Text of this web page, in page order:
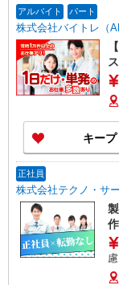
アルバイト パート
株式会社バイトレ（
キープ
正社員
株式会社テクノ・サ
慮